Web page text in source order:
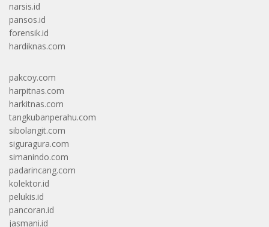
narsis.id
pansos.id
forensik.id
hardiknas.com
pakcoy.com
harpitnas.com
harkitnas.com
tangkubanperahu.com
sibolangit.com
siguragura.com
simanindo.com
padarincang.com
kolektor.id
pelukis.id
pancoran.id
jasmani.id